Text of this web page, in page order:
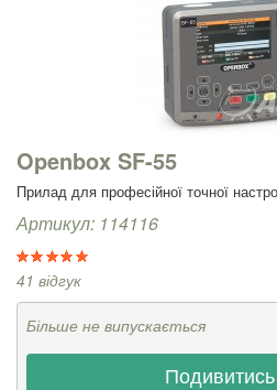
Openbox SF-55
Прилад для професійної точної
Артикул: 114116
41 відгук
Більше не випускається
Подивитись